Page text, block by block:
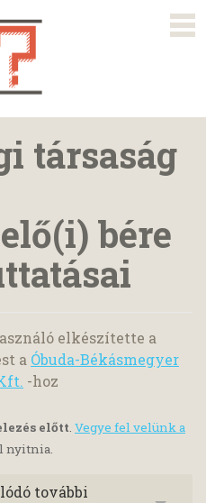
társaság
bére
elkészítette a
a Óbuda-Békásmegyer
-hoz
előtt. Vegye fel velünk a
nyitnia.
további